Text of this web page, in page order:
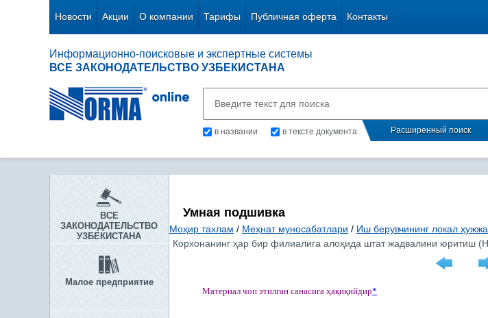
Новости Акции О компании Тарифы Публичная оферта Контакты
Информационно-поисковые и экспертные системы
ВСЕ ЗАКОНОДАТЕЛЬСТВО УЗБЕКИСТАНА
в названии в тексте документа Расширенный поиск
ВСЕ
ЗАКОНОДАТЕЛЬСТВО
УЗБЕКИСТАНА
Малое предприятие
Умная подшивка
Моҳир тахлам / Меҳнат муносабатлари / Иш берувчининг локал
Корхонанинг ҳар бир филиалига алоҳида штат жадвалини юритиш
Материал чоп этилган санасига ҳақиқийдир*